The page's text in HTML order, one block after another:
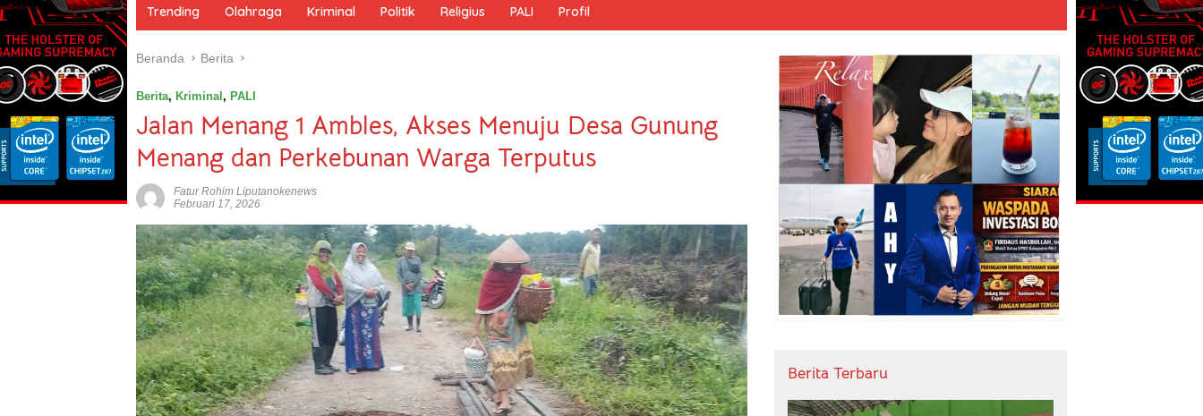
e
Trending Olahraga Kriminal Politik Religius PALI Profil
Beranda Berita
Berita, Kriminal, PALI
Jalan Menang 1 Ambles, Akses Menuju Desa Gunung
Menang dan Perkebunan Warga Terputus
Fatur Rohim Liputanokenews
Februari 17, 2026
Berita Terbaru